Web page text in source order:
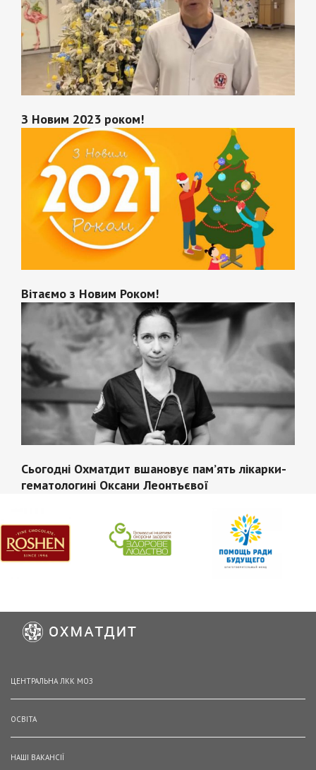
З Новим 2023 роком!
Вітаємо з Новим Роком!
Сьогодні Охматдит вшановує памʼять лікарки-
гематологині Оксани Леонтьєвої
ЦЕНТРАЛЬНА ЛКК МОЗ
ОСВІТА
НАШІ ВАКАНСІЇ